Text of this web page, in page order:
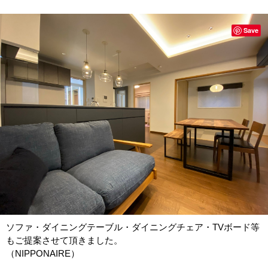
ソファ・ダイニングテーブル・ダイニングチェア・TVボード等
もご提案させて頂きました。
（NIPPONAIRE）
Save